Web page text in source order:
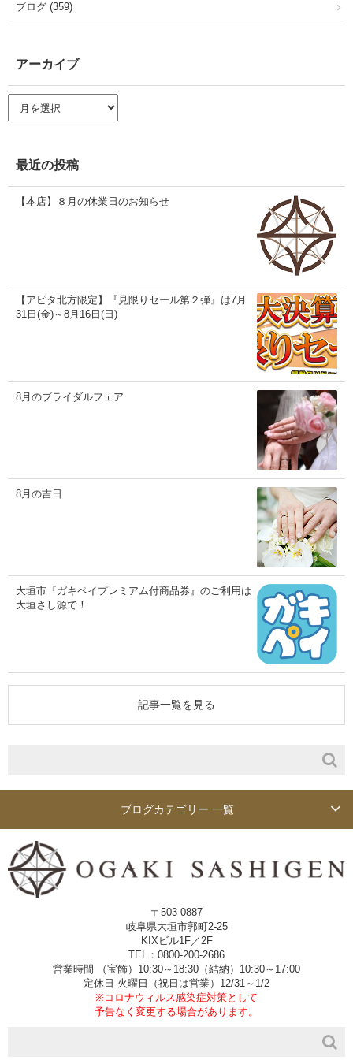
ブログ (359)
アーカイブ
ー
ブ
最近の投稿
【本店】８月の休業日のお知らせ
【アピタ北方限定】『見限りセール第２弾』は7月
31日(金)～8月16日(日)
8月のブライダルフェア
8月の吉日
大垣市『ガキペイプレミアム付商品券』のご利用は
大垣さし源で！
記事一覧を見る
ブログカテゴリー 一覧
〒503-0887
岐阜県大垣市郭町2-25
KIXビル1F／2F
TEL：0800-200-2686
営業時間 （宝飾）10:30～18:30（結納）10:30～17:00
定休日 火曜日（祝日は営業）12/31～1/2
※コロナウィルス感染症対策として
予告なく変更する場合があります。